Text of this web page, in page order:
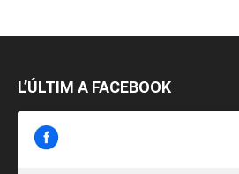
L’ÚLTIM A FACEBOOK